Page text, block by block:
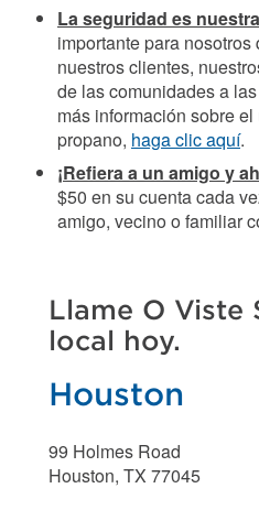
La seguridad es
importante para
nuestros clientes,
de las comunidades a
más información sobre
propano, haga clic aquí.
¡Refiera a un amigo y
$50 en su cuenta cada
amigo, vecino o familiar
Llame O Viste
local hoy.
Houston
99 Holmes Road
Houston, TX 77045